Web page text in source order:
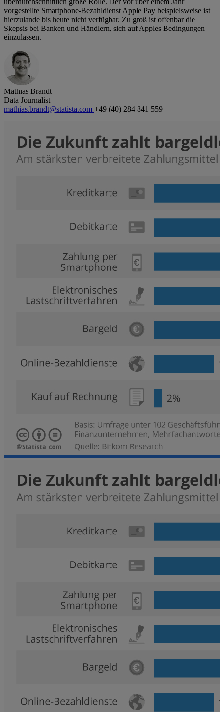
überdurchschnittlich große Rolle. Der vor über einem Jahr
vorgestellte Smartphone-Bezahldienst Apple Pay beispielsweise ist
hierzulande bis heute nicht verfügbar. Zu groß ist offenbar die
Skepsis bei Banken und Händlern, sich auf Apples Bedingungen
einzulassen.
Mathias Brandt
Data Journalist
mathias.brandt@statista.com +49 (40) 284 841 559